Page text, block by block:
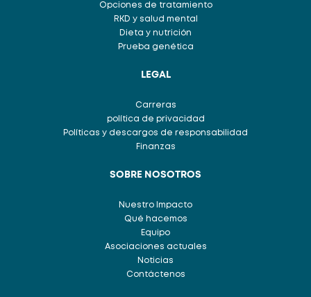
Opciones de tratamiento
RKD y salud mental
Dieta y nutrición
Prueba genética
LEGAL
Carreras
política de privacidad
Políticas y descargos de responsabilidad
Finanzas
SOBRE NOSOTROS
Nuestro Impacto
Qué hacemos
Equipo
Asociaciones actuales
Noticias
Contáctenos